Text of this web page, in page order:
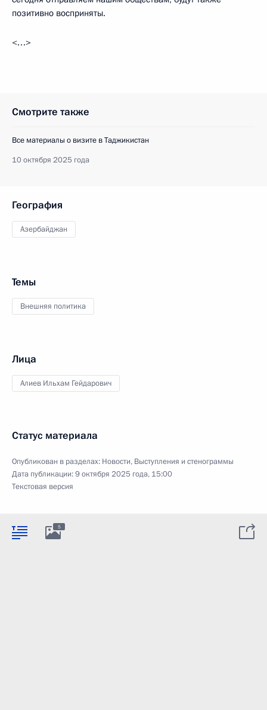
позитивно восприняты.
<…>
Смотрите также
Все материалы о визите в Таджикистан
10 октября 2025 года
География
Азербайджан
Темы
Внешняя политика
Лица
Алиев Ильхам Гейдарович
Статус материала
Опубликован в разделах: Новости, Выступления и стенограммы
Дата публикации:9 октября 2025 года, 15:00
Текстовая версия
5